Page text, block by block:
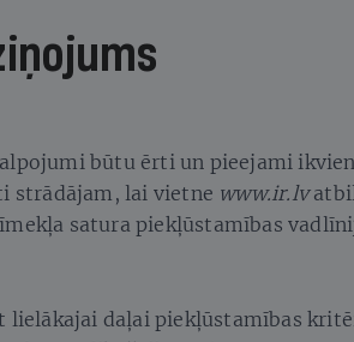
būtu ērti un pieejami
strādājam, lai vietne www.ir.lv
satura piekļūstamības
lielākajai daļai piekļūstamības